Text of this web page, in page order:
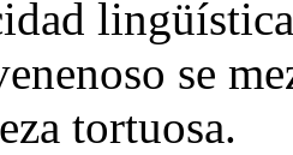
se
tortuosa.